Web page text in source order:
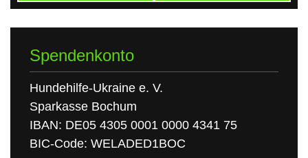
Spendenkonto
Hundehilfe-Ukraine e. V.
Sparkasse Bochum
IBAN: DE05 4305 0001 0000 4341 75
BIC-Code: WELADED1BOC